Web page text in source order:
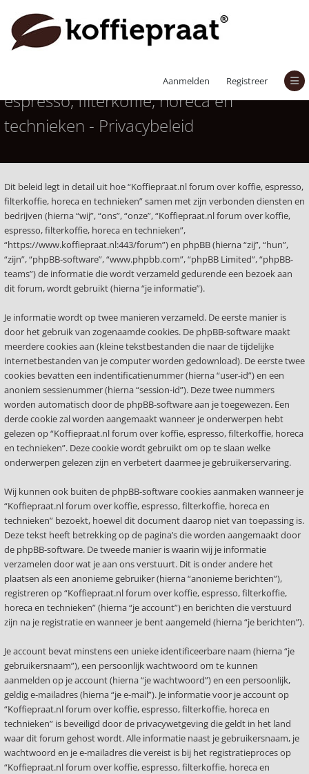
Aanmelden Registreer
Koffiepraat.nl forum over koffie,
espresso, filterkoffie, horeca en
technieken - Privacybeleid
Dit beleid legt in detail uit hoe “Koffiepraat.nl forum over koffie, espresso,
filterkoffie, horeca en technieken” samen met zijn verbonden diensten en
bedrijven (hierna “wij”, “ons”, “onze”, “Koffiepraat.nl forum over koffie,
espresso, filterkoffie, horeca en technieken”,
“https://www.koffiepraat.nl:443/forum”) en phpBB (hierna “zij”, “hun”,
“zijn”, “phpBB-software”, “www.phpbb.com”, “phpBB Limited”, “phpBB-
teams”) de informatie die wordt verzameld gedurende een bezoek aan
dit forum, wordt gebruikt (hierna “je informatie”).
Je informatie wordt op twee manieren verzameld. De eerste manier is
door het gebruik van zogenaamde cookies. De phpBB-software maakt
meerdere cookies aan (kleine tekstbestanden die naar de tijdelijke
internetbestanden van je computer worden gedownload). De eerste twee
cookies bevatten een indentificatienummer (hierna “user-id”) en een
anoniem sessienummer (hierna “session-id”). Deze twee nummers
worden automatisch door de phpBB-software aan je toegewezen. Een
derde cookie zal worden aangemaakt wanneer je onderwerpen hebt
gelezen op “Koffiepraat.nl forum over koffie, espresso, filterkoffie, horeca
en technieken”. Deze cookie wordt gebruikt om op te slaan welke
onderwerpen gelezen zijn en verbetert daarmee je gebruikerservaring.
Wij kunnen ook buiten de phpBB-software cookies aanmaken wanneer je
“Koffiepraat.nl forum over koffie, espresso, filterkoffie, horeca en
technieken” bezoekt, hoewel dit document daarop niet van toepassing is.
Deze tekst heeft betrekking op de pagina’s die worden aangemaakt door
de phpBB-software. De tweede manier is waarin wij je informatie
verzamelen door wat je aan ons verstuurt. Dit is onder andere het
plaatsen als een anonieme gebruiker (hierna “anonieme berichten”),
registreren op “Koffiepraat.nl forum over koffie, espresso, filterkoffie,
horeca en technieken” (hierna “je account”) en berichten die verstuurd
zijn na je registratie en wanneer je bent aangemeld (hierna “je berichten”).
Je account bevat minstens een unieke identificeerbare naam (hierna “je
gebruikersnaam”), een persoonlijk wachtwoord om te kunnen
aanmelden op je account (hierna “je wachtwoord”) en een persoonlijk,
geldig e-mailadres (hierna “je e-mail”). Je informatie voor je account op
“Koffiepraat.nl forum over koffie, espresso, filterkoffie, horeca en
technieken” is beveiligd door de privacywetgeving die geldt in het land
waar dit forum gehost wordt. Alle informatie naast je gebruikersnaam, je
wachtwoord en je e-mailadres die vereist is bij het registratieproces op
“Koffiepraat.nl forum over koffie, espresso, filterkoffie, horeca en